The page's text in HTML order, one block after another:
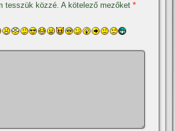
tesszük közzé. A kötelező mezőket*